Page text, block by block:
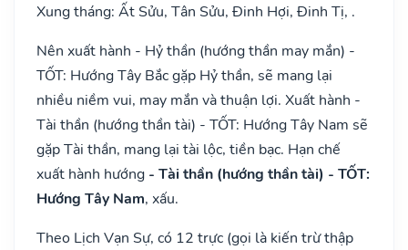
Xung tháng: Ất Sửu, Tân Sửu, Đinh Hợi, Đinh Tị, .
Nên xuất hành - Hỷ thần (hướng thần may mắn) -
TỐT: Hướng Tây Bắc gặp Hỷ thần, sẽ mang lại
nhiều niềm vui, may mắn và thuận lợi. Xuất hành -
Tài thần (hướng thần tài) - TỐT: Hướng Tây Nam sẽ
gặp Tài thần, mang lại tài lộc, tiền bạc. Hạn chế
xuất hành hướng - Tài thần (hướng thần tài) - TỐT:
Hướng Tây Nam, xấu.
Theo Lịch Vạn Sự, có 12 trực (gọi là kiến trừ thập